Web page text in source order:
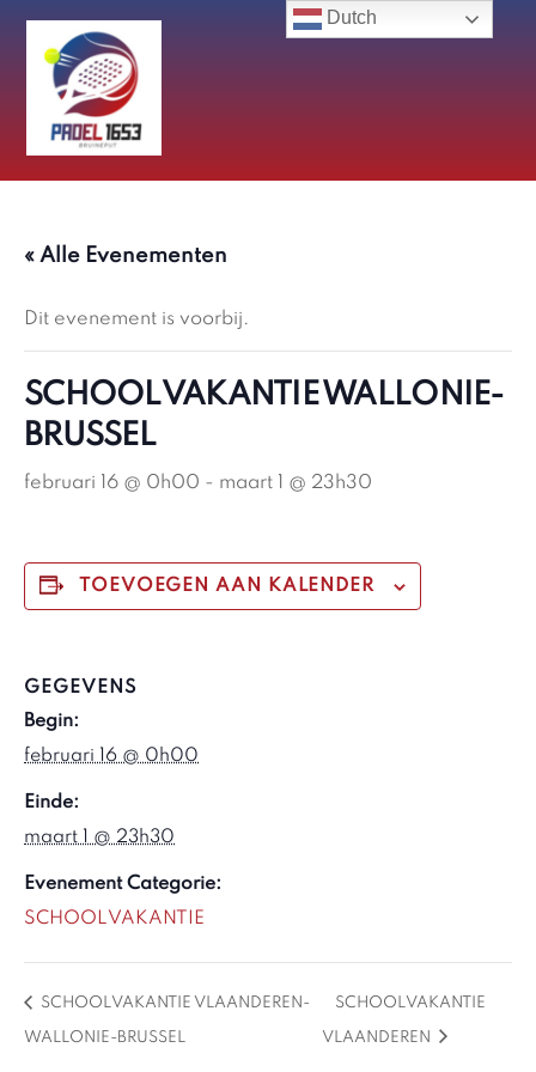
content
« Alle Evenementen
Dit evenement is voorbij.
SCHOOLVAKANTIE WALLONIE-
BRUSSEL
februari 16 @ 0h00 - maart 1 @ 23h30
TOEVOEGEN AAN KALENDER
GEGEVENS
Begin:
februari 16 @ 0h00
Einde:
maart 1 @ 23h30
Evenement Categorie:
SCHOOLVAKANTIE
SCHOOLVAKANTIE VLAANDEREN-
WALLONIE-BRUSSEL
SCHOOLVAKANTIE
VLAANDEREN
Dutch